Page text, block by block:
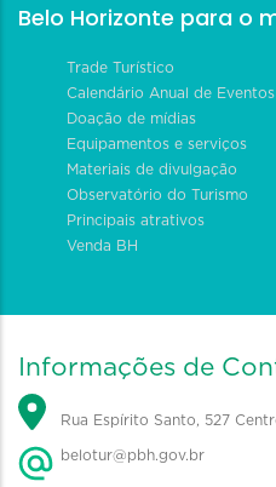
Belo Horizonte para o
Trade Turístico
Calendário Anual de Eventos
Doação de mídias
Equipamentos e serviços
Materiais de divulgação
Observatório do Turismo
Principais atrativos
Venda BH
Informações de
Rua Espírito Santo, 527
belotur@pbh.gov.br